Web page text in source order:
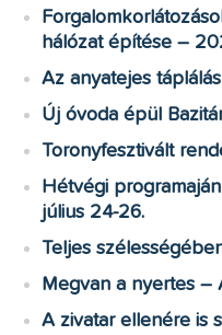
hálózat építése –
Az anyatejes
Új óvoda épül
Toronyfesztivált
Hétvégi
július 24-26.
Teljes
Megvan a nyertes –
A zivatar ellenére is